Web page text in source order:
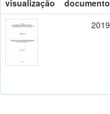
visualização
documento
2019